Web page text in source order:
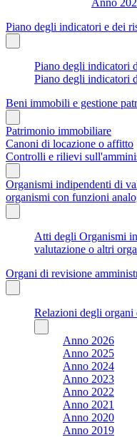
Piano degli indicatori e dei
Piano degli indicatori
Piano degli indicatori
Beni immobili e gestione
Patrimonio immobiliare
Canoni di locazione o affitto
Controlli e rilievi
Organismi indipendenti di
organismi con funzioni
Atti degli Organismi
valutazione o altri
Organi di revisione
Relazioni degli organi
Anno 2026
Anno 2025
Anno 2024
Anno 2023
Anno 2022
Anno 2021
Anno 2020
Anno 2019